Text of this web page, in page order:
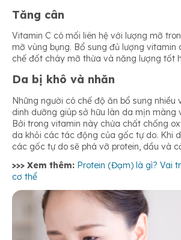
Tăng cân
Vitamin C có mối liên hệ với lượng mỡ
mỡ vùng bụng. Bổ sung đủ lượng vitamin
chế đốt cháy mỡ thừa và năng lượng tốt
Da bị khô và nhăn
Những người có chế độ ăn bổ sung nhiều
dinh dưỡng giúp sở hữu làn da mịn màng
Bởi trong vitamin này chứa chất chống
da khỏi các tác động của gốc tự do. Khi
các gốc tự do sẽ phá vỡ protein, dầu và
>>> Xem thêm: Protein (Đạm) là gì? Vai
cơ thể